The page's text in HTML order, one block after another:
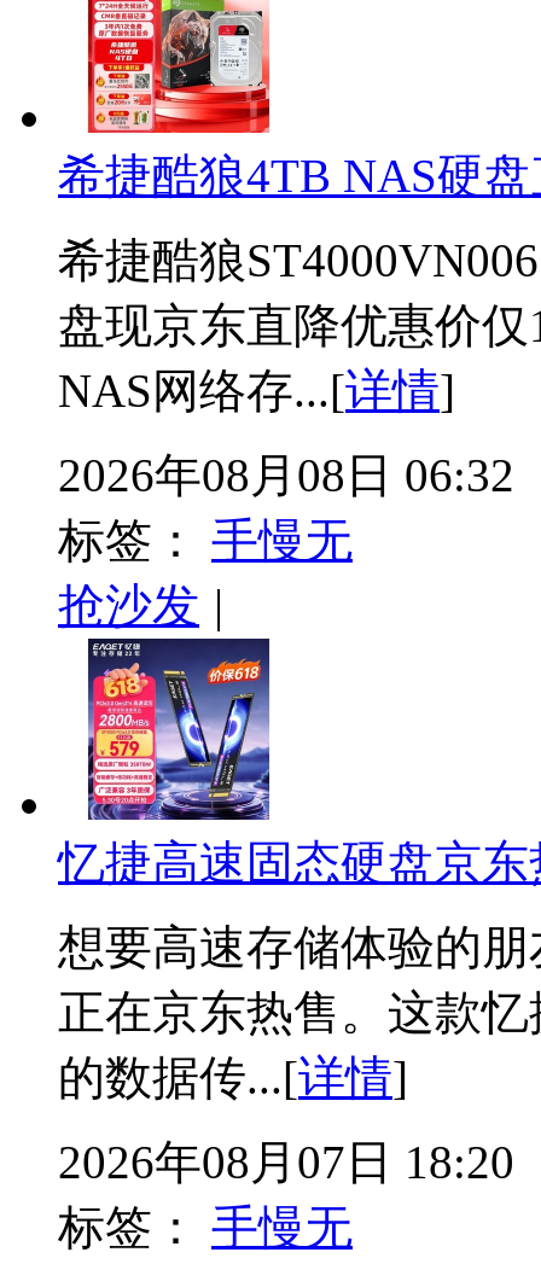
希捷酷狼4TB NAS硬
希捷酷狼
盘现京东直降优惠价
NAS网络存...[详情]
2026年08月08日 06:32
标签：
手慢无
抢沙发 |
忆捷高速固态硬盘京
想要高速存储体验的
正在京东热售。这款
的数据传...[详情]
2026年08月07日 18:20
标签：
手慢无